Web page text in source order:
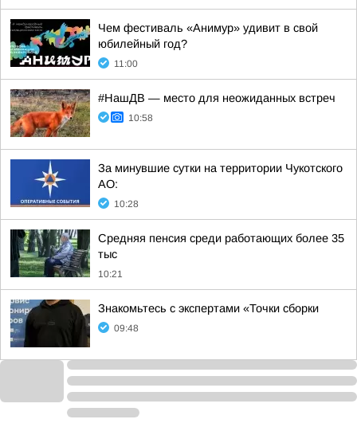
Чем фестиваль «Анимур» удивит в свой
юбилейный год?
11:00
#НашДВ — место для неожиданных встреч
10:58
За минувшие сутки на территории Чукотского
АО:
10:28
Средняя пенсия среди работающих более 35
тыс
10:21
Знакомьтесь с экспертами «Точки сборки
09:48